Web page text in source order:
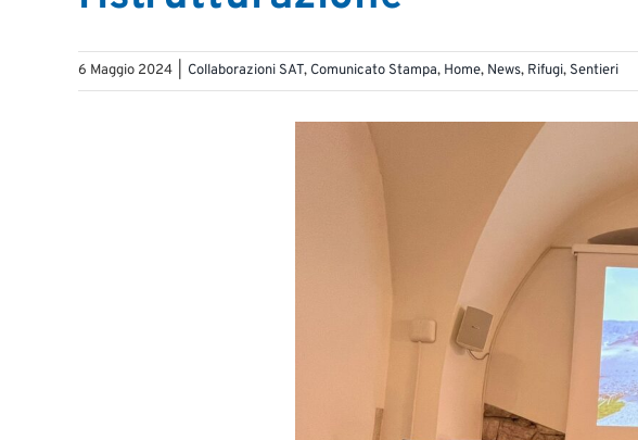
6 Maggio 2024 Collaborazioni SAT, Comunicato Stampa, Home, News, Rifugi, Sentieri